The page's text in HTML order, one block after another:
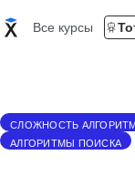
Все курсы
СЛОЖНОСТЬ
АЛГОРИТМЫ ПОИСКА